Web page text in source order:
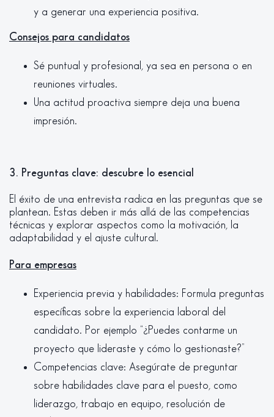
y a generar una experiencia positiva.
Consejos para candidatos
Sé puntual y profesional, ya sea en persona o en
reuniones virtuales.
Una actitud proactiva siempre deja una buena
impresión.
3. Preguntas clave: descubre lo esencial
El éxito de una entrevista radica en las preguntas que se
plantean. Estas deben ir más allá de las competencias
técnicas y explorar aspectos como la motivación, la
adaptabilidad y el ajuste cultural.
Para empresas
Experiencia previa y habilidades: Formula preguntas
específicas sobre la experiencia laboral del
candidato. Por ejemplo “¿Puedes contarme un
proyecto que lideraste y cómo lo gestionaste?”
Competencias clave: Asegúrate de preguntar
sobre habilidades clave para el puesto, como
liderazgo, trabajo en equipo, resolución de